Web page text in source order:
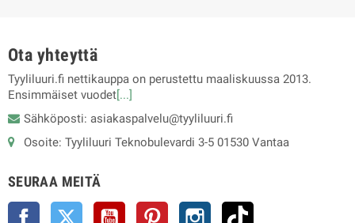
Ota yhteyttä
Tyyliluuri.fi nettikauppa on perustettu maaliskuussa 2013.
Ensimmäiset vuodet[...]
Sähköposti: asiakaspalvelu@tyyliluuri.fi
Osoite: Tyyliluuri Teknobulevardi 3-5 01530 Vantaa
SEURAA MEITÄ
Facebook Twitter YouTube Pinterest Instagram